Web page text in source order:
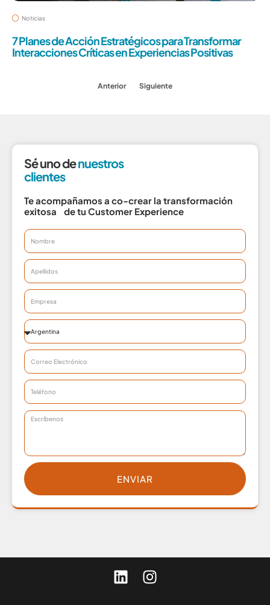
Noticias
7 Planes de Acción Estratégicos para Transformar
Interacciones Críticas en Experiencias Positivas
Anterior Siguiente
Sé uno denuestros
clientes
Te acompañamos a co-crear la transformación
exitosa de tu Customer Experience
ENVIAR